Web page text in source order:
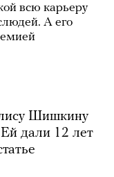
всю карьеру
А его
Шишкину
дали 12 лет